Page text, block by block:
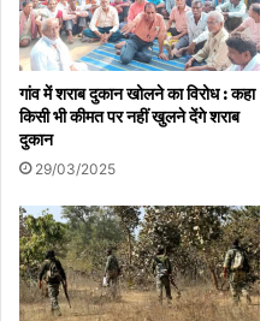
गांव में शराब दुकान खोलने का विरोध : कहा
किसी भी कीमत पर नहीं खुलने देंगे शराब
दुकान
29/03/2025